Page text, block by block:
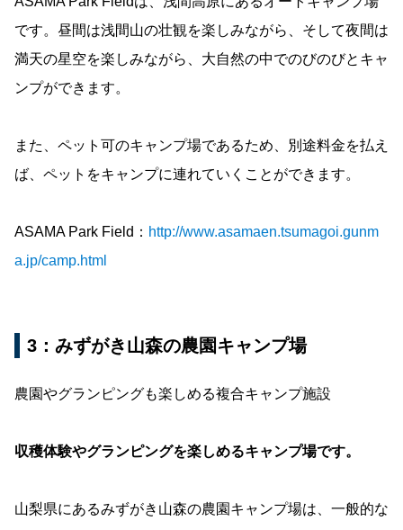
です。昼間は浅間山の壮観を楽しみながら、そして夜間は
満天の星空を楽しみながら、大自然の中でのびのびとキャ
ンプができます。
また、ペット可のキャンプ場であるため、別途料金を払え
ば、ペットをキャンプに連れていくことができます。
ASAMA Park Field： http://www.asamaen.tsumagoi.gunm
a.jp/camp.html
3：みずがき山森の農園キャンプ場
農園やグランピングも楽しめる複合キャンプ施設
収穫体験やグランピングを楽しめるキャンプ場です。
山梨県にあるみずがき山森の農園キャンプ場は、一般的な